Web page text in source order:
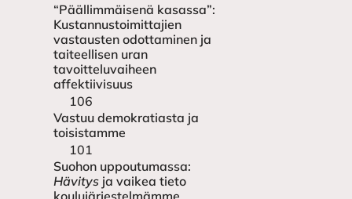
“Päällimmäisenä kasassa”:
Kustannustoimittajien
vastausten odottaminen ja
taiteellisen uran
tavoitteluvaiheen
affektiivisuus
106
Vastuu demokratiasta ja
toisistamme
101
Suohon uppoutumassa:
Hävitys ja vaikea tieto